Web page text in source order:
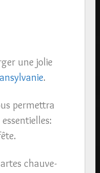
une jolie
.
permettra
chauve-